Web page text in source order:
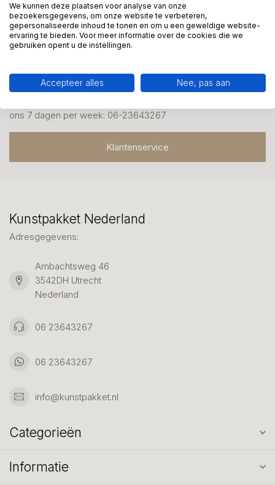
Meer informatie?
ons 7 dagen per week: 06-23643267
Klantenservice
Schrijf je in en ontvang onze nieuwe aanbiedingen
Kunstpakket Nederland
Adresgegevens:
Ambachtsweg 46
3542DH Utrecht
Nederland
06 23643267
06 23643267
info@kunstpakket.nl
Categorieën
Informatie
We kunnen deze plaatsen voor analyse van onze
bezoekersgegevens, om onze website te verbeteren,
gepersonaliseerde inhoud te tonen en om u een geweldige website-
ervaring te bieden. Voor meer informatie over de cookies die we
gebruiken opent u de instellingen.
Accepteer alles Nee, pas aan